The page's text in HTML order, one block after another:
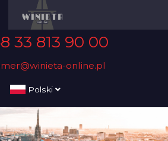
33 813 90 00
online.pl
Polski